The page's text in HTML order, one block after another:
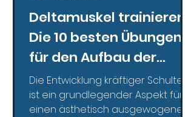
Deltamuskel trainieren:
Die 10 besten Übungen
für den Aufbau der
Schulterkraft
Die Entwicklung kräftiger Schultern
ist ein grundlegender Aspekt für
einen ästhetisch ausgewogenen